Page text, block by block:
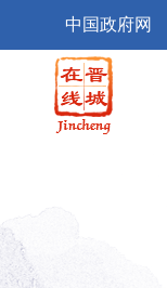
中国政府网